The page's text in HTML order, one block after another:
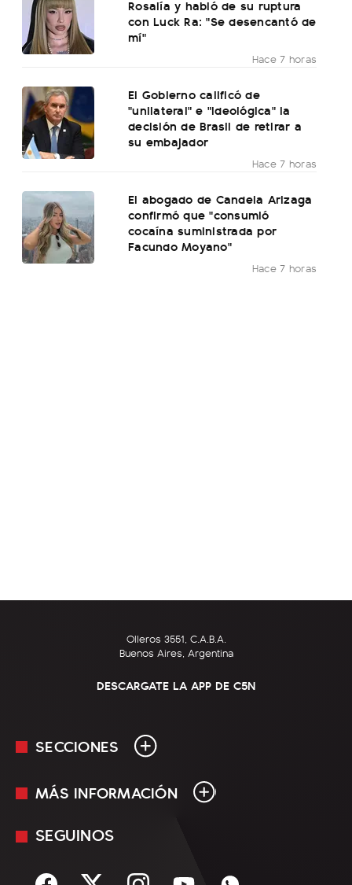
Rosalía y habló de su ruptura
con Luck Ra: "Se desencantó de
mí"
Hace 7 horas
El Gobierno calificó de
"unilateral" e "ideológica" la
decisión de Brasil de retirar a
su embajador
Hace 7 horas
El abogado de Candela Arizaga
confirmó que "consumió
cocaína suministrada por
Facundo Moyano"
Hace 7 horas
Olleros 3551, C.A.B.A.
Buenos Aires, Argentina
DESCARGATE LA APP DE C5N
SECCIONES
En Vivo
Sociedad
MÁS INFORMACIÓN
Mediakit
Términos y condiciones
SEGUINOS